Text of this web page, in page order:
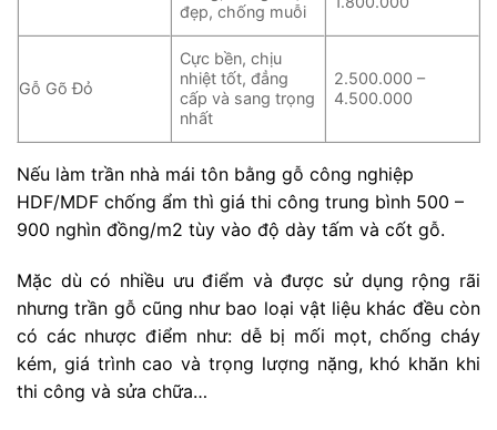
đẹp, chống muỗi
Gỗ Gõ Đỏ
Cực bền, chịu
nhiệt tốt, đẳng
cấp và sang trọng
nhất
2.500.000 –
4.500.000
Nếu làm trần nhà mái tôn bằng gỗ công nghiệp
HDF/MDF chống ẩm thì giá thi công trung bình 500 –
900 nghìn đồng/m2 tùy vào độ dày tấm và cốt gỗ.
Mặc dù có nhiều ưu điểm và được sử dụng rộng rãi
nhưng trần gỗ cũng như bao loại vật liệu khác đều còn
có các nhược điểm như: dễ bị mối mọt, chống cháy
kém, giá trình cao và trọng lượng nặng, khó khăn khi
thi công và sửa chữa…